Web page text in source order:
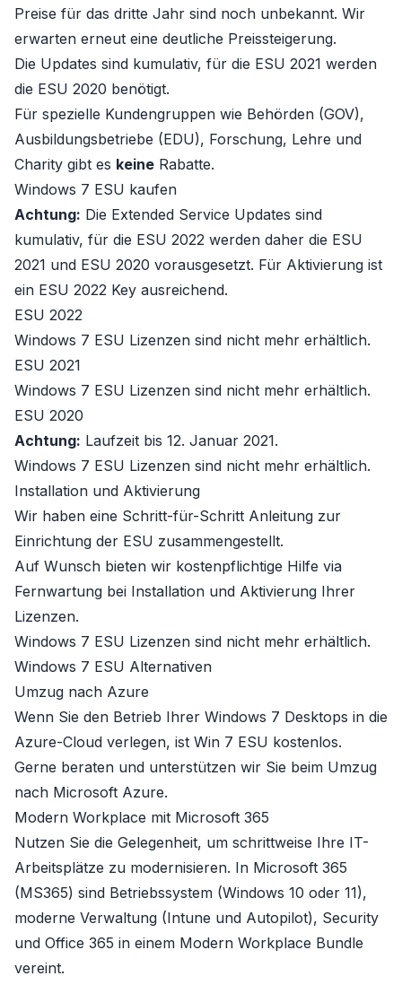
Preise für das dritte Jahr sind noch unbekannt. Wir
erwarten erneut eine deutliche Preissteigerung.
Die Updates sind kumulativ, für die ESU 2021 werden
die ESU 2020 benötigt.
Für spezielle Kundengruppen wie Behörden (GOV),
Ausbildungsbetriebe (EDU), Forschung, Lehre und
Charity gibt es keine Rabatte.
Windows 7 ESU kaufen
Achtung: Die Extended Service Updates sind
kumulativ, für die ESU 2022 werden daher die ESU
2021 und ESU 2020 vorausgesetzt. Für Aktivierung ist
ein ESU 2022 Key ausreichend.
ESU 2022
Windows 7 ESU Lizenzen sind nicht mehr erhältlich.
ESU 2021
Windows 7 ESU Lizenzen sind nicht mehr erhältlich.
ESU 2020
Achtung: Laufzeit bis 12. Januar 2021.
Windows 7 ESU Lizenzen sind nicht mehr erhältlich.
Installation und Aktivierung
Wir haben eine Schritt-für-Schritt Anleitung zur
Einrichtung der ESU zusammengestellt.
Auf Wunsch bieten wir kostenpflichtige Hilfe via
Fernwartung bei Installation und Aktivierung Ihrer
Lizenzen.
Windows 7 ESU Lizenzen sind nicht mehr erhältlich.
Windows 7 ESU Alternativen
Umzug nach Azure
Wenn Sie den Betrieb Ihrer Windows 7 Desktops in die
Azure-Cloud verlegen, ist Win 7 ESU kostenlos.
Gerne beraten und unterstützen wir Sie beim Umzug
nach Microsoft Azure.
Modern Workplace mit Microsoft 365
Nutzen Sie die Gelegenheit, um schrittweise Ihre IT-
Arbeitsplätze zu modernisieren. In Microsoft 365
(MS365) sind Betriebssystem (Windows 10 oder 11),
moderne Verwaltung (Intune und Autopilot), Security
und Office 365 in einem Modern Workplace Bundle
vereint.